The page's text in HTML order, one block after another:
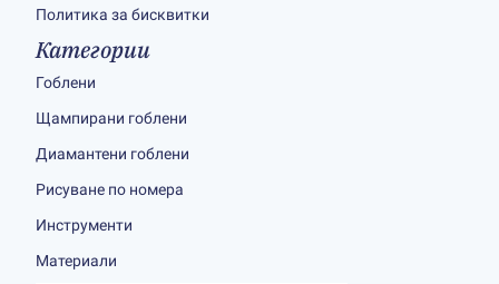
Политика за бисквитки
Категории
Гоблени
Щампирани гоблени
Диамантени гоблени
Рисуване по номера
Инструменти
Материали